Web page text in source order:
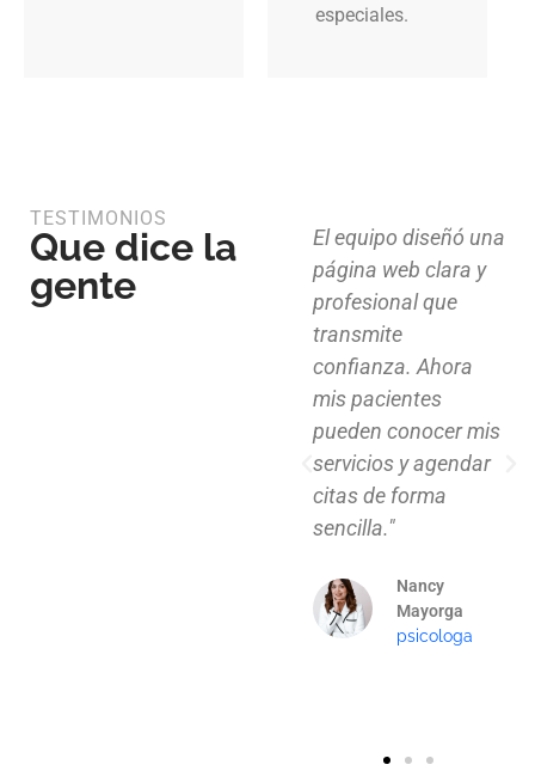
especiales.
TESTIMONIOS
Que dice la
gente
Diseño limpio,
estructura funcional
y atención al detalle.
El equipo diseñó una
página web clara y
profesional que
transmite
confianza. Ahora
mis pacientes
pueden conocer mis
servicios y agendar
citas de forma
sencilla."
Nancy
Mayorga
psicologa